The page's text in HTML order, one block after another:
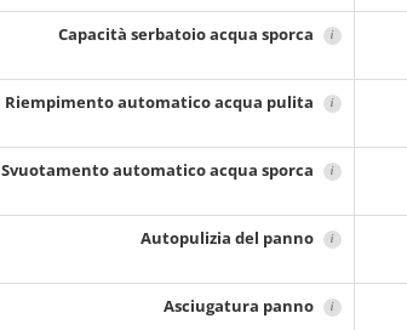
Capacità serbatoio acqua sporca i
Riempimento automatico acqua pulita i
Svuotamento automatico acqua sporca i
Autopulizia del panno i
Asciugatura panno i